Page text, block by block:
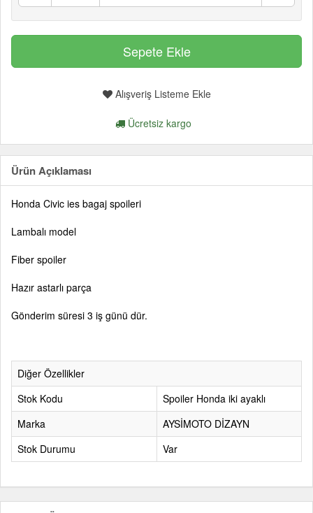
Alışveriş Listeme Ekle
Ücretsiz kargo
Ürün Açıklaması
Honda Civic ies bagaj spoileri
Lambalı model
Fiber spoiler
Hazır astarlı parça
Gönderim süresi 3 iş günü dür.
Diğer Özellikler
Stok Kodu
Spoiler Honda iki ayaklı
Marka
AYSİMOTO DİZAYN
Stok Durumu
Var